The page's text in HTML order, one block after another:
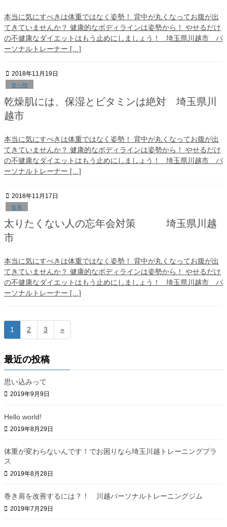
本当に気にすべきは体重ではなく姿勢！ 背中が丸くなってお腹が出
てきていませんか？ 健康的なボディラインは姿勢から！ やせるだけ
の不健康なダイエットはもう止めにしましょう！ 埼玉県川越市 パ
ーソナルトレーナー […]
2018年11月19日
食べ物
乾燥肌には、保湿とビタミンは絶対 埼玉県川
越市
本当に気にすべきは体重ではなく姿勢！ 背中が丸くなってお腹が出
てきていませんか？ 健康的なボディラインは姿勢から！ やせるだけ
の不健康なダイエットはもう止めにしましょう！ 埼玉県川越市 パ
ーソナルトレーナー […]
2018年11月17日
食事
太りたくない人の忘年会対策 埼玉県川越
市
本当に気にすべきは体重ではなく姿勢！ 背中が丸くなってお腹が出
てきていませんか？ 健康的なボディラインは姿勢から！ やせるだけ
の不健康なダイエットはもう止めにしましょう！ 埼玉県川越市 パ
ーソナルトレーナー […]
投
の
ペ
ー
ジ
送
り
固
定
ー
1
固
定
ー
2
固
定
ー
3 »
最近の投稿
思い込みって
2019年9月9日
Hello world!
2019年8月29日
体重が変わらないんです！でお困りなら埼玉川越トレーニングプラ
ス
2019年8月28日
巻き肩を改善するには？！ 川越パーソナルトレーニングジム
2019年7月29日